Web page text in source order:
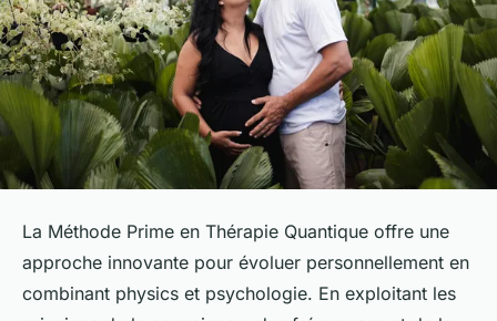
La Méthode Prime en Thérapie Quantique offre une
approche innovante pour évoluer personnellement en
combinant physics et psychologie. En exploitant les